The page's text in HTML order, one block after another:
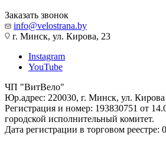
Заказать звонок
info@velostrana.by
г. Минск, ул. Кирова, 23
Instagram
YouTube
ЧП "ВитВело"
Юр.адрес: 220030, г. Минск, ул.
Регистрация и номер: 193830751 от
городской исполнительный комитет.
Дата регистрации в торговом реестре: